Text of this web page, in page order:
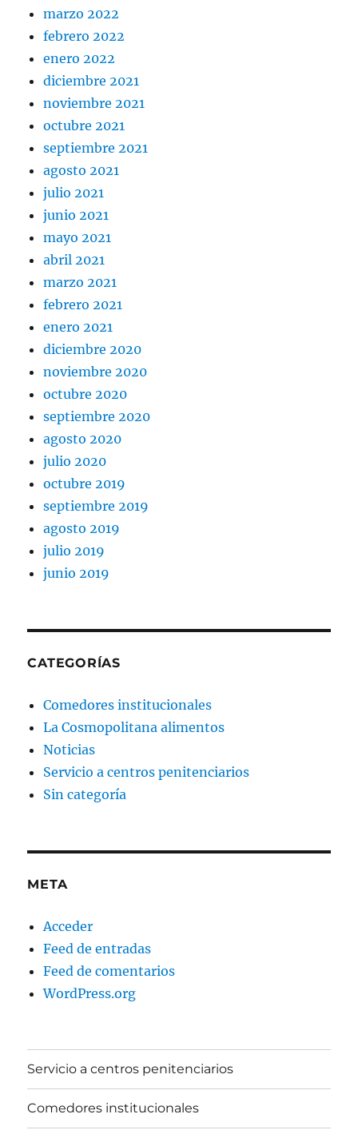
marzo 2022
febrero 2022
enero 2022
diciembre 2021
noviembre 2021
octubre 2021
septiembre 2021
agosto 2021
julio 2021
junio 2021
mayo 2021
abril 2021
marzo 2021
febrero 2021
enero 2021
diciembre 2020
noviembre 2020
octubre 2020
septiembre 2020
agosto 2020
julio 2020
octubre 2019
septiembre 2019
agosto 2019
julio 2019
junio 2019
CATEGORÍAS
Comedores institucionales
La Cosmopolitana alimentos
Noticias
Servicio a centros penitenciarios
Sin categoría
META
Acceder
Feed de entradas
Feed de comentarios
WordPress.org
Servicio a centros penitenciarios
Comedores institucionales